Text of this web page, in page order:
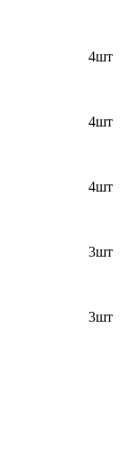
4шт
4шт
4шт
3шт
3шт